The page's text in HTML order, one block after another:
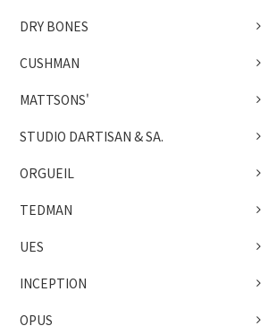
DRY BONES
CUSHMAN
MATTSONS'
STUDIO DARTISAN & SA.
ORGUEIL
TEDMAN
UES
INCEPTION
OPUS